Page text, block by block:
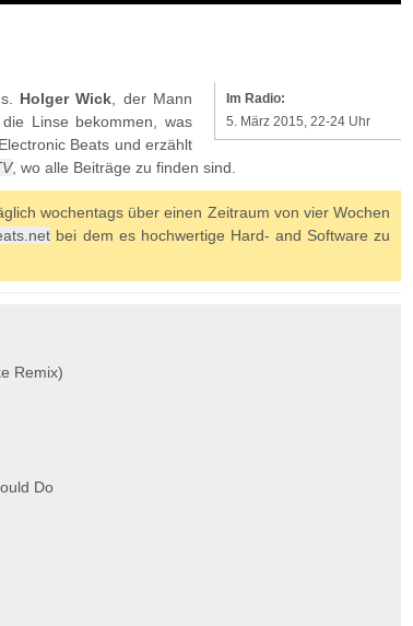
Im Radio:
5. März 2015, 22-24 Uhr
Holger Wick , der Mann
Linse bekommen, was
Beats und erzählt
, wo alle Beiträge zu finden sind.
wochentags über einen Zeitraum von vier Wochen
bei dem es hochwertige Hard- and Software zu
Remix)
Do